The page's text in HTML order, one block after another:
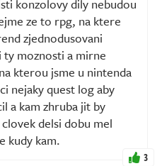
konzolovy dily nebudou
ze to rpg, na ktere
zjednodusovani
ty moznosti a mirne
kterou jsme u nintenda
nejaky quest log aby
a kam zhruba jit by
delsi dobu mel
kudy kam.
3